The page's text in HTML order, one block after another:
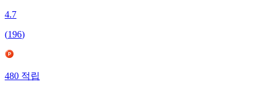
4.7
(196)
480적립